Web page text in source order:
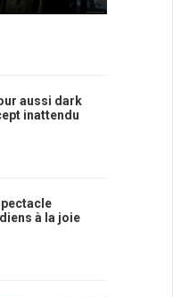
aussi dark
inattendu
à la joie